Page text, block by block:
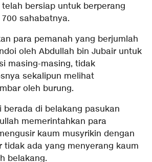
bersiap untuk berperang
sahabatnya.
para pemanah yang berjumlah
oleh Abdullah bin Jubair untuk
masing-masing, tidak
sekalipun melihat
oleh burung.
berada di belakang pasukan
memerintahkan para
kaum musyrikin dengan
tidak ada yang menyerang kaum
belakang.